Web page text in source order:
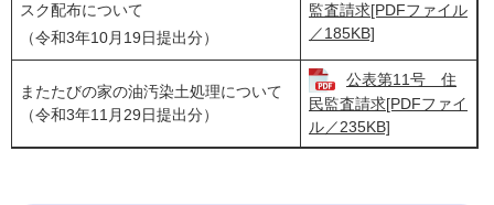
スク配布について
（令和3年10月19日提出分）
監査請求[PDFファイル
／185KB]
またたびの家の油汚染土処理について
（令和3年11月29日提出分）
公表第11号 住
民監査請求[PDFファイ
ル／235KB]